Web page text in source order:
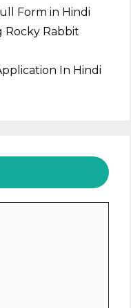
Form in Hindi
Rocky Rabbit
In Hindi